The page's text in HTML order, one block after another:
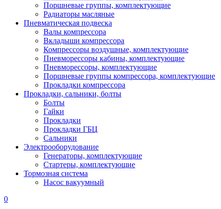
Поршневые группы, комплектующие
Радиаторы масляные
Пневматическая подвеска
Валы компрессора
Вкладыши компрессора
Компрессоры воздушные, комплектующие
Пневморессоры кабины, комплектующие
Пневморессоры, комплектующие
Поршневые группы компрессора, комплектующие
Прокладки компрессора
Прокладки, сальники, болты
Болты
Гайки
Прокладки
Прокладки ГБЦ
Сальники
Электрооборудование
Генераторы, комплектующие
Стартеры, комплектующие
Тормозная система
Насос вакуумный
0